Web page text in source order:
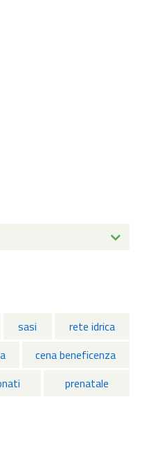
sasi
rete idrica
cena beneficenza
prenatale